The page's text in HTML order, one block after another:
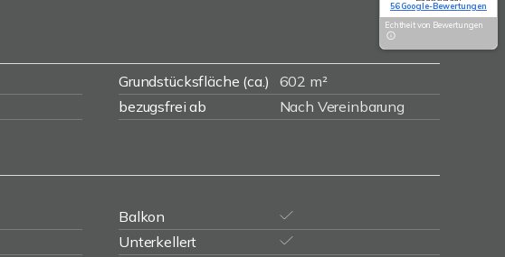
Grundstücksfläche (ca.)
602 m²
bezugsfrei ab Nach Vereinbarung
Balkon
Unterkellert
56 Google-Bewertungen
Echtheit von Bewertungen